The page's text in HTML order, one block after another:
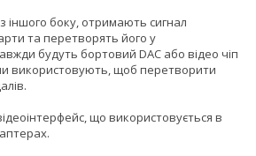
іншого боку, отримають сигнал
та перетворять його у
будуть бортовий DAC або відео чіп
використовують, щоб перетворити
що використовується в